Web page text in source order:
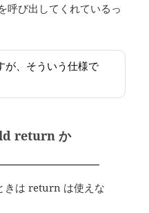
び出してくれているっ
が、そういう仕様で
return か
きは return は使えな